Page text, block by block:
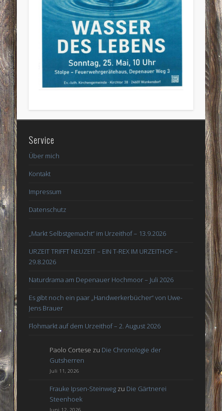
Service
Über mich
Kontakt
Impressum
Datenschutz
„Markt Selbstgemacht“ im Urzeithof – 13.9.2026
URZEIT TRIFFT NEUZEIT – EIN T-REX IM URZEITHOF –
29.8.2026
Naturdrama am Depenauer Hochmoor – Juli 2026
Es gibt noch ein paar „Handwerkerbücher“ von Uwe-
Jens Brauer
Flohmarkt auf dem Urzeithof – 2. August 2026
Paolo Cortese zu Die Chronologie der
Gutsherren
Juli 11, 2026
Frauke Ipsen-Steinweg zu Die Gärtnerei
Steenhoek
Juni 12, 2026